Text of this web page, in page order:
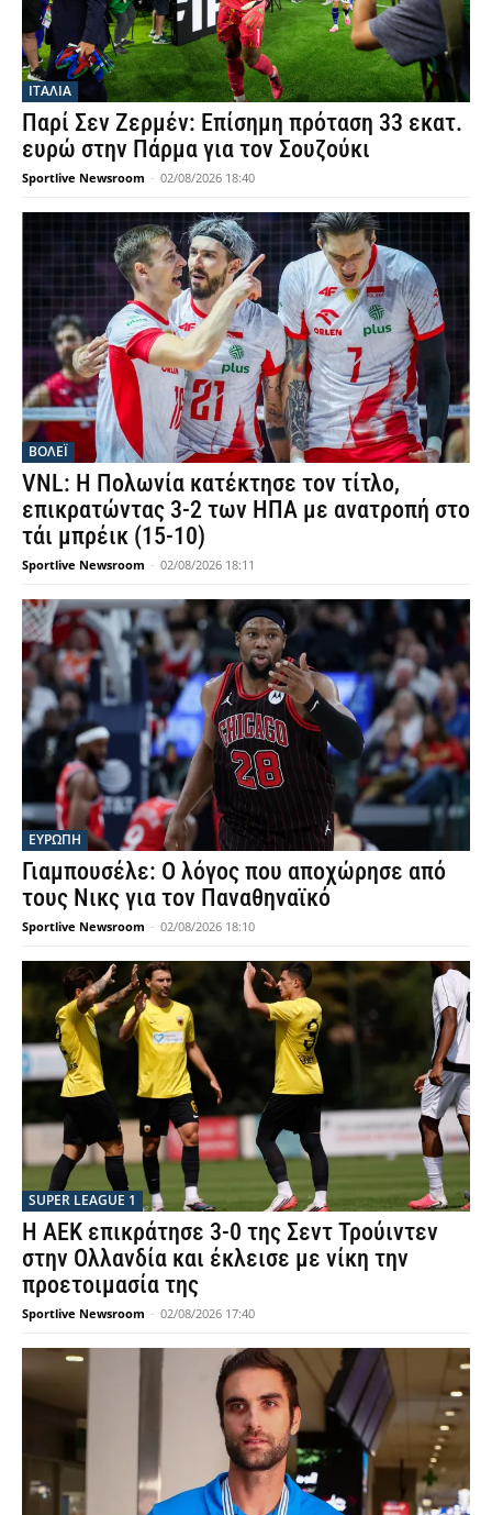
ΙΤΑΛΙΑ
Παρί Σεν Ζερμέν: Επίσημη πρόταση 33 εκατ.
ευρώ στην Πάρμα για τον Σουζούκι
Sportlive Newsroom - 02/08/2026 18:40
ΒΟΛΕΪ
VNL: Η Πολωνία κατέκτησε τον τίτλο,
επικρατώντας 3-2 των ΗΠΑ με ανατροπή στο
τάι μπρέικ (15-10)
Sportlive Newsroom - 02/08/2026 18:11
ΕΥΡΩΠΗ
Γιαμπουσέλε: Ο λόγος που αποχώρησε από
τους Νικς για τον Παναθηναϊκό
Sportlive Newsroom - 02/08/2026 18:10
SUPER LEAGUE 1
Η ΑΕΚ επικράτησε 3-0 της Σεντ Τρούιντεν
στην Ολλανδία και έκλεισε με νίκη την
προετοιμασία της
Sportlive Newsroom - 02/08/2026 17:40